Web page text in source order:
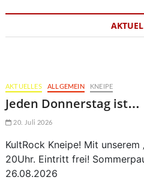
AKTUELLES ALLGEMEIN KNEIPE
Jeden Donnerstag ist…
20. Juli 2026
KultRock Kneipe! Mit unserem
20Uhr. Eintritt frei!
26.08.2026